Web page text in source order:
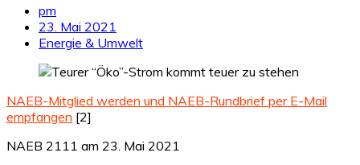
pm
23. Mai 2021
Energie & Umwelt
NAEB-Mitglied werden und NAEB-Rundbrief per E-Mail
empfangen [2]
NAEB 2111 am 23. Mai 2021